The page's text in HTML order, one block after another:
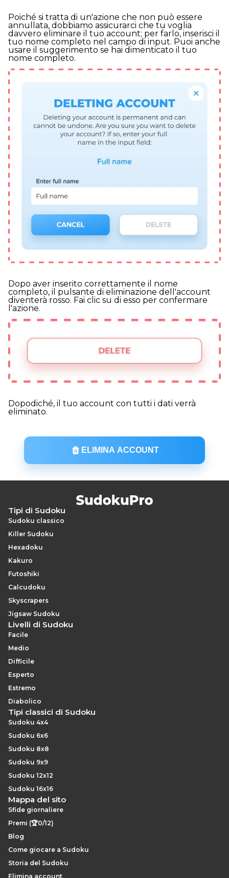
Poiché si tratta di un'azione che non può essere
annullata, dobbiamo assicurarci che tu voglia
davvero eliminare il tuo account; per farlo, inserisci il
tuo nome completo nel campo di input. Puoi anche
usare il suggerimento se hai dimenticato il tuo
nome completo.
Dopo aver inserito correttamente il nome
completo, il pulsante di eliminazione dell'account
diventerà rosso. Fai clic su di esso per confermare
l'azione.
Dopodiché, il tuo account con tutti i dati verrà
eliminato.
ELIMINA ACCOUNT
Tipi di Sudoku
Sudoku classico
Killer Sudoku
Hexadoku
Kakuro
Futoshiki
Calcudoku
Skyscrapers
Jigsaw Sudoku
Livelli di Sudoku
Facile
Medio
Difficile
Esperto
Estremo
Diabolico
Tipi classici di Sudoku
Sudoku 4x4
Sudoku 6x6
Sudoku 8x8
Sudoku 9x9
Sudoku 12x12
Sudoku 16x16
Mappa del sito
Sfide giornaliere
Premi (🏆0/12)
Blog
Come giocare a Sudoku
Storia del Sudoku
Elimina account